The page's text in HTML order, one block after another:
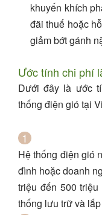
khuyến khích
đãi thuế hoặc
giảm bớt gánh
Ước tính chi phí
Dưới đây là ước
thống điện gió tại
Hệ thống điện gió
đình hoặc doanh
triệu đến 500 triệu
thống lưu trữ và